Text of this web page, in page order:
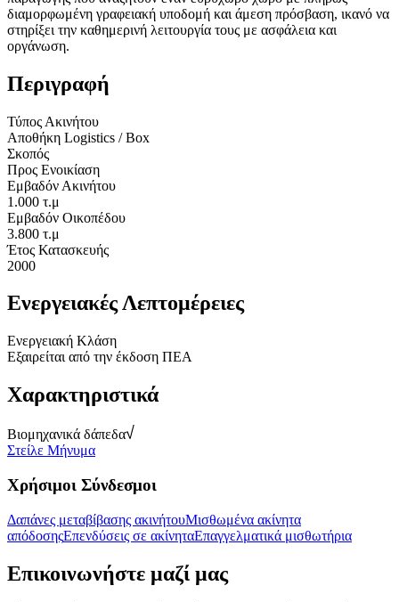
διαμορφωμένη γραφειακή υποδομή και άμεση πρόσβαση, ικανό να
στηρίξει την καθημερινή λειτουργία τους με ασφάλεια και
οργάνωση.
Περιγραφή
Τύπος Ακινήτου
Αποθήκη Logistics / Box
Σκοπός
Προς Ενοικίαση
Εμβαδόν Ακινήτου
1.000 τ.μ
Εμβαδόν Οικοπέδου
3.800 τ.μ
Έτος Κατασκευής
2000
Ενεργειακές Λεπτομέρειες
Ενεργειακή Κλάση
Εξαιρείται από την έκδοση ΠΕΑ
Χαρακτηριστικά
Βιομηχανικά δάπεδα
Στείλε Μήνυμα
Χρήσιμοι Σύνδεσμοι
Δαπάνες μεταβίβασης ακινήτουΜισθωμένα ακίνητα
απόδοσηςΕπενδύσεις σε ακίνηταΕπαγγελματικά μισθωτήρια
Επικοινωνήστε μαζί μας